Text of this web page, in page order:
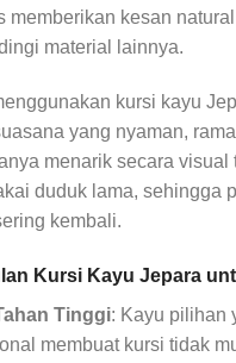
memberikan kesan
material lainnya.
kursi kayu
yang nyaman,
menarik secara visual
duduk lama, sehingga
kembali.
Kursi Kayu Jepara
Tinggi: Kayu pilihan
membuat kursi tidak